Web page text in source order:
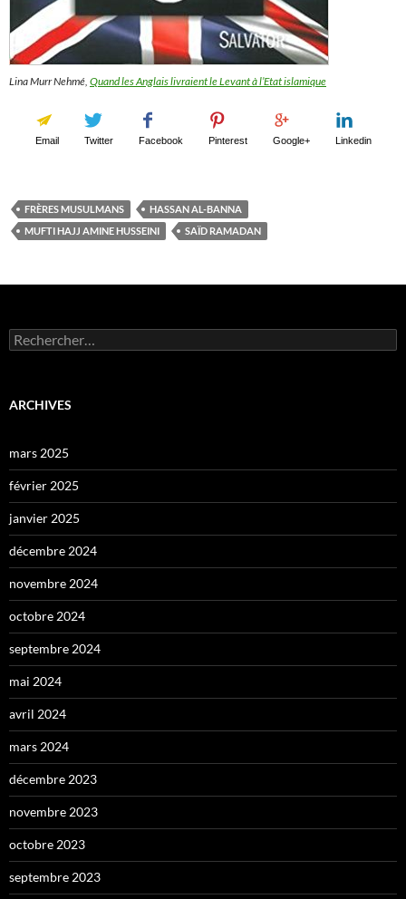
Lina Murr Nehmé, Quand les Anglais livraient le Levant à l’Etat islamique
Email Twitter Facebook Pinterest Google+ Linkedin
FRÈRES MUSULMANS
HASSAN AL-BANNA
MUFTI HAJJ AMINE HUSSEINI
SAÏD RAMADAN
Rechercher :
ARCHIVES
mars 2025
février 2025
janvier 2025
décembre 2024
novembre 2024
octobre 2024
septembre 2024
mai 2024
avril 2024
mars 2024
décembre 2023
novembre 2023
octobre 2023
septembre 2023